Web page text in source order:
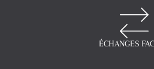
ÉCHANGES